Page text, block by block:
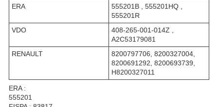
ERA
555201B , 555201HQ ,
555201R
VDO
408-265-001-014Z ,
A2C53179081
RENAULT
8200797706, 8200327004,
8200691292, 8200693739,
H8200327011
ERA :
555201